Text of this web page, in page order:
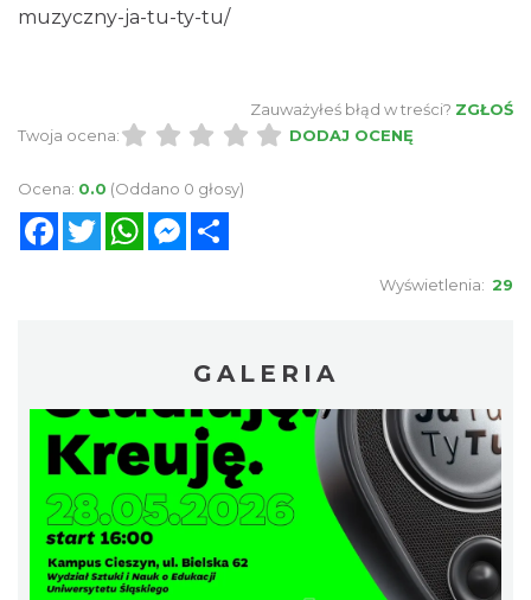
muzyczny-ja-tu-ty-tu/
Zauważyłeś błąd w treści? ZGŁOŚ
Twoja ocena:
DODAJ OCENĘ
Ocena: 0.0 (Oddano 0 głosy)
FacebookTwitterWhatsAppMessenger
Wyświetlenia: 29
GALERIA